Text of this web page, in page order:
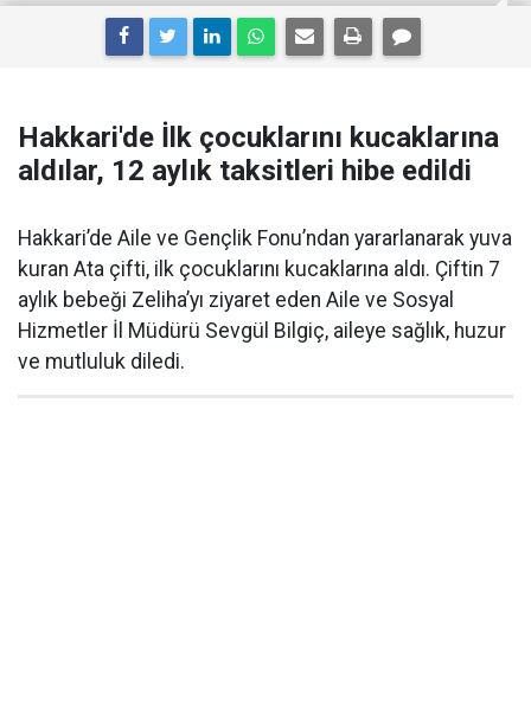
Hakkari'de İlk çocuklarını kucaklarına
aldılar, 12 aylık taksitleri hibe edildi
Hakkari’de Aile ve Gençlik Fonu’ndan yararlanarak yuva
kuran Ata çifti, ilk çocuklarını kucaklarına aldı. Çiftin 7
aylık bebeği Zeliha’yı ziyaret eden Aile ve Sosyal
Hizmetler İl Müdürü Sevgül Bilgiç, aileye sağlık, huzur
ve mutluluk diledi.